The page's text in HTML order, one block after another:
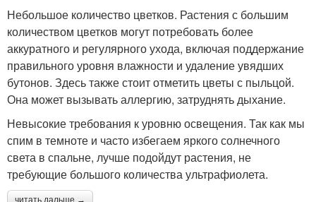
Небольшое количество цветков. Растения с большим
количеством цветков могут потребовать более
аккуратного и регулярного ухода, включая поддержание
правильного уровня влажности и удаление увядших
бутонов. Здесь также стоит отметить цветы с пыльцой.
Она может вызывать аллергию, затруднять дыхание.
Невысокие требования к уровню освещения. Так как мы
спим в темноте и часто избегаем яркого солнечного
света в спальне, лучше подойдут растения, не
требующие большого количества ультрафиолета.